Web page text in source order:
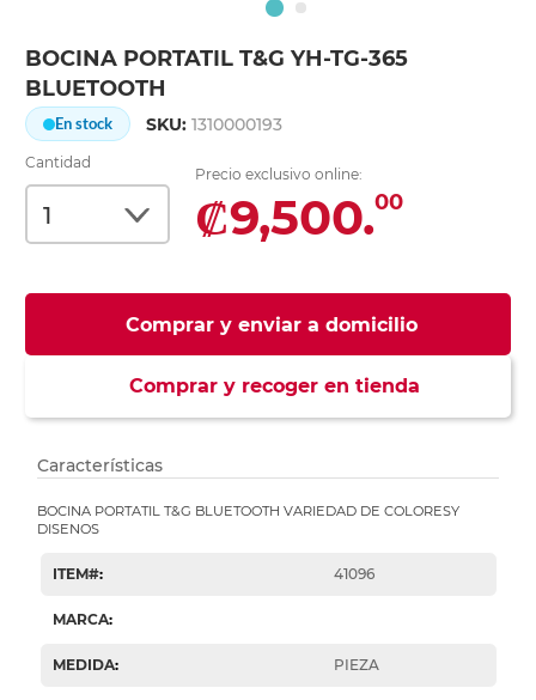
BOCINA PORTATIL T&G YH-TG-365
BLUETOOTH
En stock SKU:1310000193
Cantidad
Precio exclusivo online:
₡9,500.00
Comprar y enviar a domicilio
Comprar y recoger en tienda
Características
BOCINA PORTATIL T&G BLUETOOTH VARIEDAD DE COLORESY
DISENOS
ITEM#: 41096
MARCA:
MEDIDA: PIEZA